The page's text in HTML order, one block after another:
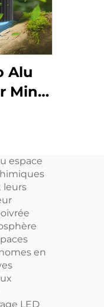
Alu
Mini
Sans
espace
leurs
en
LED